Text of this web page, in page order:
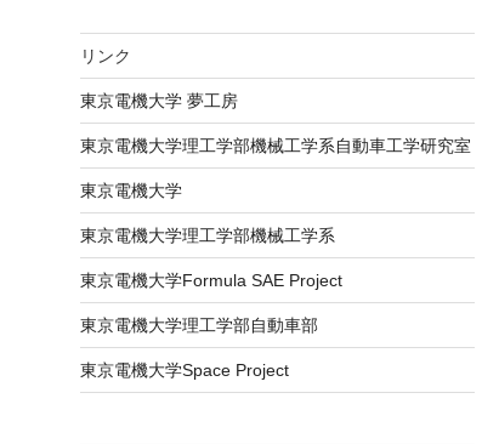
リンク
東京電機大学 夢工房
東京電機大学理工学部機械工学系自動車工学研究室
東京電機大学
東京電機大学理工学部機械工学系
東京電機大学Formula SAE Project
東京電機大学理工学部自動車部
東京電機大学Space Project